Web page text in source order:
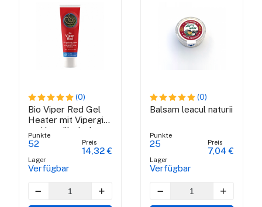
(0)
Bio Viper Red Gel
Heater mit Vipergift
und brasilianische
grüne Propolis - 100
Punkte
52
Lager
Verfügbar
Preis
14,32 €
(0)
Balsam leacul naturii
Punkte
25
Lager
Verfügbar
Preis
7,04 €